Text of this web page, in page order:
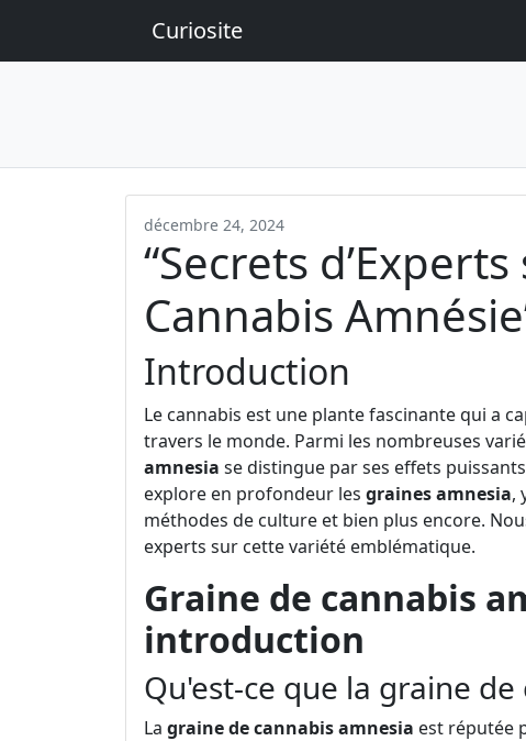
Curiosite
décembre 24, 2024
“Secrets
Cannabis
Introduction
Le cannabis est une plante fascinante qui a
travers le monde. Parmi les nombreuses
amnesia se distingue par ses effets
explore en profondeur les graines amnesia,
méthodes de culture et bien plus encore.
experts sur cette variété emblématique.
Graine de cannabis
introduction
Qu'est-ce que la graine
La graine de cannabis amnesia est réputée